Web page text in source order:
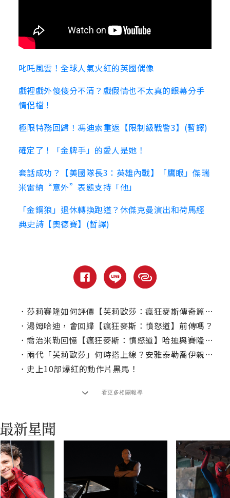
叱吒風雲！全球人氣火紅的英國偶像
戲裡戲外傻傻分不清？戲假情也不太真的銀幕分手
情侶檔！
極限特務回歸！馮迪索重返【限制級戰警3】(暫譯)
確定了！「金牌手」的愛人是她！
套話成功？【美國隊長3：英雄內戰】「鷹眼」傑瑞
米雷納“意外”表態支持「他」
「金鋼狼」退休轉換跑道？休傑克曼演出和荷馬經
典史詩【奧德賽】(暫譯)
． 莎莉賽隆如何評價【芙莉歐莎：瘋狂麥斯傳奇篇章】？
． 湯姆哈迪，會回歸【瘋狂麥斯：憤怒道】前傳嗎？
． 喬治米勒回憶【瘋狂麥斯：憤怒道】哈迪與賽隆的衝突
． 兩代「芙莉歐莎」何時搭上線？安雅泰勒喬伊親揭！
． 史上10部爆紅的動作片黑馬！
看更多相關報導